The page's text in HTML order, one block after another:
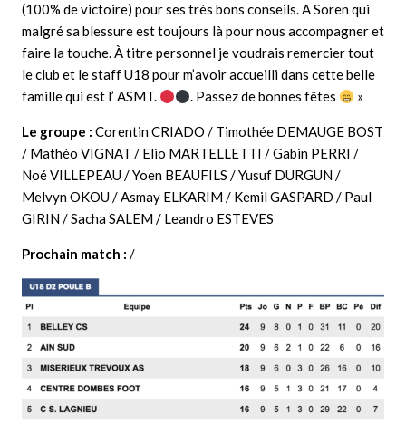
(100% de victoire) pour ses très bons conseils. A Soren qui
malgré sa blessure est toujours là pour nous accompagner et
faire la touche. À titre personnel je voudrais remercier tout
le club et le staff U18 pour m’avoir accueilli dans cette belle
famille qui est l’ ASMT.
. Passez de bonnes fêtes »
Le groupe : Corentin CRIADO / Timothée DEMAUGE BOST
/ Mathéo VIGNAT / Elio MARTELLETTI / Gabin PERRI /
Noé VILLEPEAU / Yoen BEAUFILS / Yusuf DURGUN /
Melvyn OKOU / Asmay ELKARIM / Kemil GASPARD / Paul
GIRIN / Sacha SALEM / Leandro ESTEVES
Prochain match : /